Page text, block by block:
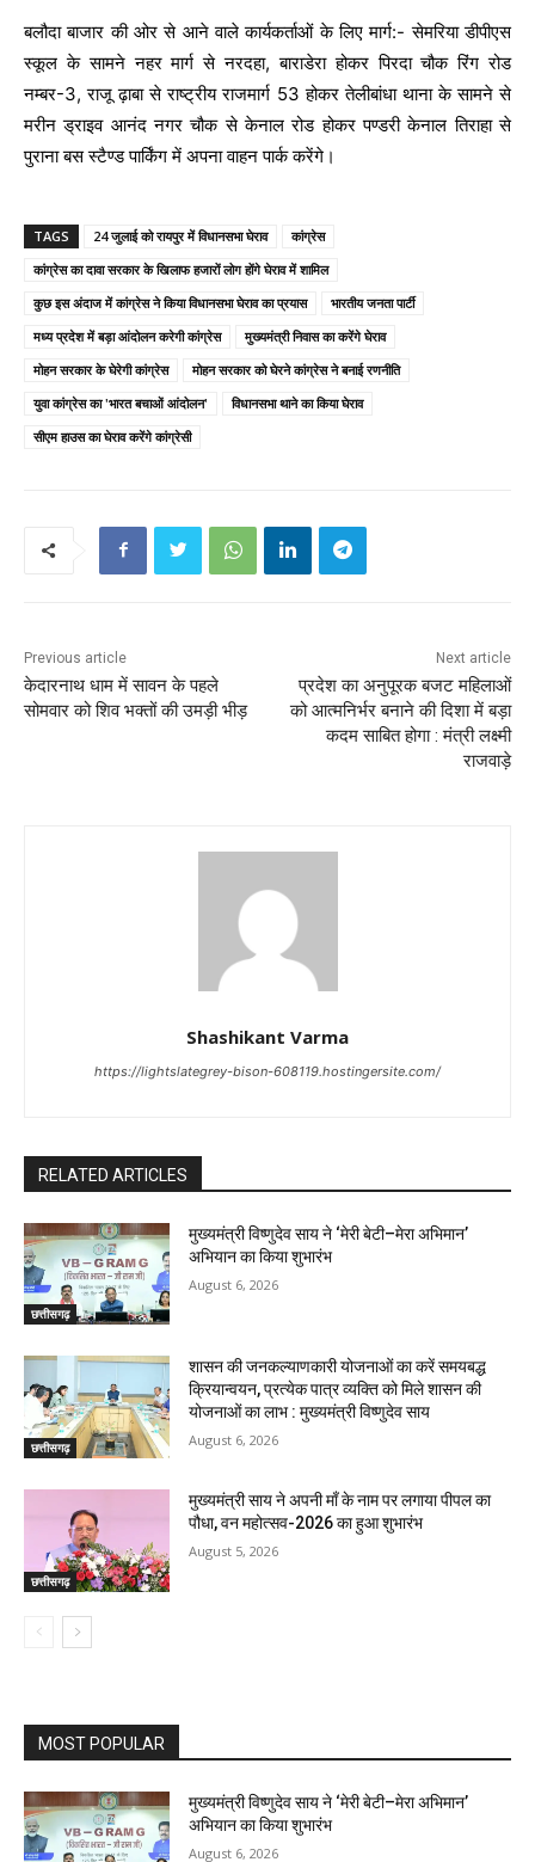
बलौदा बाजार की ओर से आने वाले कार्यकर्ताओं के लिए मार्ग:- सेमरिया डीपीएस
स्कूल के सामने नहर मार्ग से नरदहा, बाराडेरा होकर पिरदा चौक रिंग रोड
नम्बर-3, राजू ढ़ाबा से राष्ट्रीय राजमार्ग 53 होकर तेलीबांधा थाना के सामने से
मरीन ड्राइव आनंद नगर चौक से केनाल रोड होकर पण्डरी केनाल तिराहा से
पुराना बस स्टैण्ड पार्किंग में अपना वाहन पार्क करेंगे।
TAGS 24 जुलाई को रायपुर में विधानसभा घेराव
कांग्रेस
कांग्रेस का दावा सरकार के खिलाफ हजारों लोग होंगे घेराव में शामिल
कुछ इस अंदाज में कांग्रेस ने किया विधानसभा घेराव का प्रयास
भारतीय जनता पार्टी
मध्य प्रदेश में बड़ा आंदोलन करेगी कांग्रेस
मुख्यमंत्री निवास का करेंगे घेराव
मोहन सरकार के घेरेगी कांग्रेस
मोहन सरकार को घेरने कांग्रेस ने बनाई रणनीति
युवा कांग्रेस का 'भारत बचाओं आंदोलन'
विधानसभा थाने का किया घेराव
सीएम हाउस का घेराव करेंगे कांग्रेसी
Previous article
केदारनाथ धाम में सावन के पहले
सोमवार को शिव भक्तों की उमड़ी भीड़
Next article
प्रदेश का अनुपूरक बजट महिलाओं
को आत्मनिर्भर बनाने की दिशा में बड़ा
कदम साबित होगा : मंत्री लक्ष्मी
राजवाड़े
Shashikant Varma
https://lightslategrey-bison-608119.hostingersite.com/
RELATED ARTICLES
छत्तीसगढ़
मुख्यमंत्री विष्णुदेव साय ने ‘मेरी बेटी–मेरा अभिमान’
अभियान का किया शुभारंभ
August 6, 2026
छत्तीसगढ़
शासन की जनकल्याणकारी योजनाओं का करें समयबद्ध
क्रियान्वयन, प्रत्येक पात्र व्यक्ति को मिले शासन की
योजनाओं का लाभ : मुख्यमंत्री विष्णुदेव साय
August 6, 2026
छत्तीसगढ़
मुख्यमंत्री साय ने अपनी माँ के नाम पर लगाया पीपल का
पौधा, वन महोत्सव-2026 का हुआ शुभारंभ
August 5, 2026
MOST POPULAR
मुख्यमंत्री विष्णुदेव साय ने ‘मेरी बेटी–मेरा अभिमान’
अभियान का किया शुभारंभ
August 6, 2026